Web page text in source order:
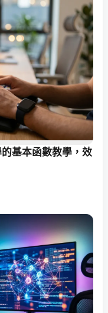
基本函數教學，效